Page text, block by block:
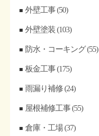
外壁工事(50)
外壁塗装(103)
防水・コーキング(55)
板金工事(175)
雨漏り補修(24)
屋根補修工事(55)
倉庫・工場(37)